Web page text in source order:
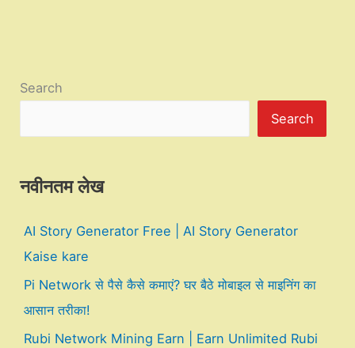
Search
Search
नवीनतम लेख
AI Story Generator Free | AI Story Generator
Kaise kare
Pi Network से पैसे कैसे कमाएं? घर बैठे मोबाइल से माइनिंग का
आसान तरीका!
Rubi Network Mining Earn | Earn Unlimited Rubi